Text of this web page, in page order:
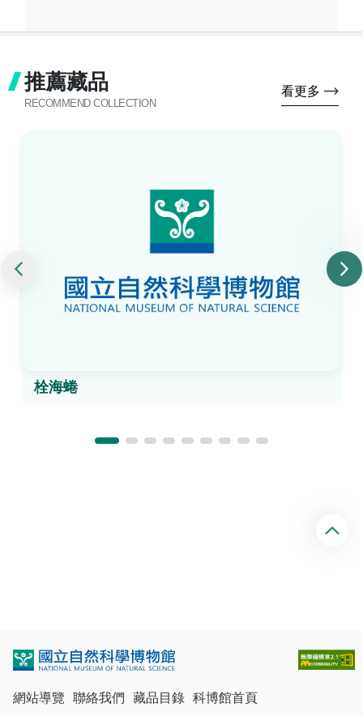
推薦藏品
RECOMMEND COLLECTION
看更多
栓海蜷
網站導覽 聯絡我們 藏品目錄 科博館首頁
回
頂
端